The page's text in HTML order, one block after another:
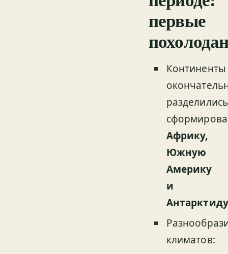
первые
Континенты
Африку,
Южную
Америку
и
Антарктиду
климатов: